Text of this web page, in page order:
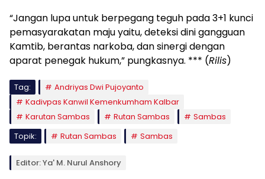
“Jangan lupa untuk berpegang teguh pada 3+1 kunci
pemasyarakatan maju yaitu, deteksi dini gangguan
Kamtib, berantas narkoba, dan sinergi dengan
aparat penegak hukum,” pungkasnya. *** (Rilis)
Tag:
Andriyas Dwi Pujoyanto
Kadivpas Kanwil Kemenkumham Kalbar
Karutan Sambas
Rutan Sambas
Sambas
Topik:
Rutan Sambas Sambas
Editor: Ya' M. Nurul Anshory